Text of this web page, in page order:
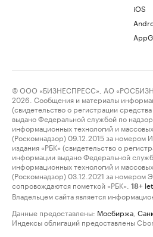
iOS
© ООО «БИЗНЕСПРЕСС», АО
2026. Сообщения и материалы
(свидетельство о регистрации
выдано Федеральной службой по
информационных технологий и
(Роскомнадзор) 09.12.2015 за
издания «РБК» (свидетельство о
информации выдано Федеральной
информационных технологий и
(Роскомнадзор) 03.12.2021 за
сопровождаются пометкой «РБК».
18+
Владельцем сайта является
Данные предоставлены: Мосбиржа
Индексы облигаций предоставлены